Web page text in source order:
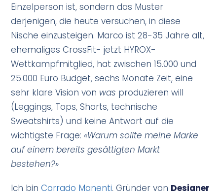
Einzelperson ist, sondern das Muster
derjenigen, die heute versuchen, in diese
Nische einzusteigen. Marco ist 28-35 Jahre alt,
ehemaliges CrossFit- jetzt HYROX-
Wettkampfmitglied, hat zwischen 15.000 und
25.000 Euro Budget, sechs Monate Zeit, eine
sehr klare Vision von was produzieren will
(Leggings, Tops, Shorts, technische
Sweatshirts) und keine Antwort auf die
wichtigste Frage: «Warum sollte meine Marke
auf einem bereits gesättigten Markt
bestehen?»
Ich binCorrado Manenti, Gründer von Designer